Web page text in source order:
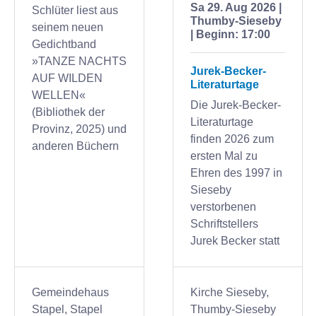
Schlüter liest aus
seinem neuen
Gedichtband
»TANZE NACHTS
AUF WILDEN
WELLEN«
(Bibliothek der
Provinz, 2025) und
anderen Büchern
Gemeindehaus
Stapel, Stapel
Sa 29. Aug 2026 |
Thumby-Sieseby
| Beginn: 17:00
Jurek-Becker-
Literaturtage
Die Jurek-Becker-
Literaturtage
finden 2026 zum
ersten Mal zu
Ehren des 1997 in
Sieseby
verstorbenen
Schriftstellers
Jurek Becker statt
Kirche Sieseby,
Thumby-Sieseby